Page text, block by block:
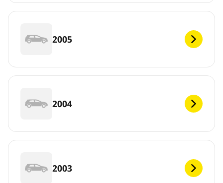
2005
2004
2003